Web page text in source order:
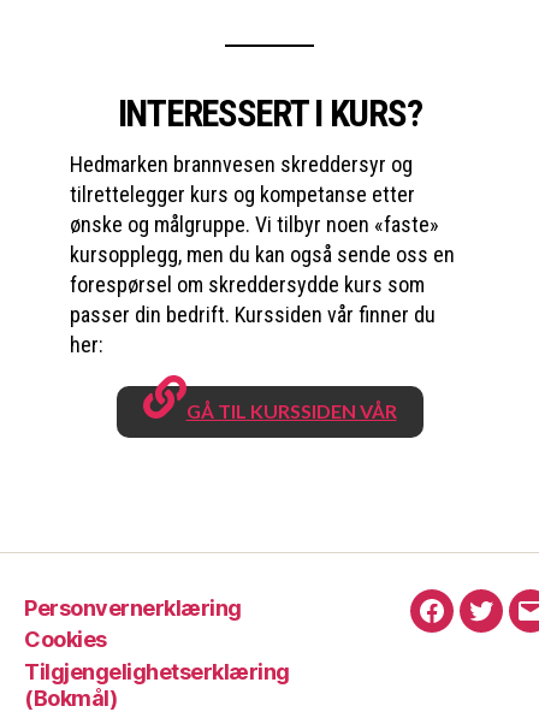
INTERESSERT I KURS?
Hedmarken brannvesen skreddersyr og
tilrettelegger kurs og kompetanse etter
ønske og målgruppe. Vi tilbyr noen «faste»
kursopplegg, men du kan også sende oss en
forespørsel om skreddersydde kurs som
passer din bedrift. Kurssiden vår finner du
her:
GÅ TIL KURSSIDEN VÅR
Personvernerklæring
Cookies
Tilgjengelighetserklæring
(Bokmål)
Facebook